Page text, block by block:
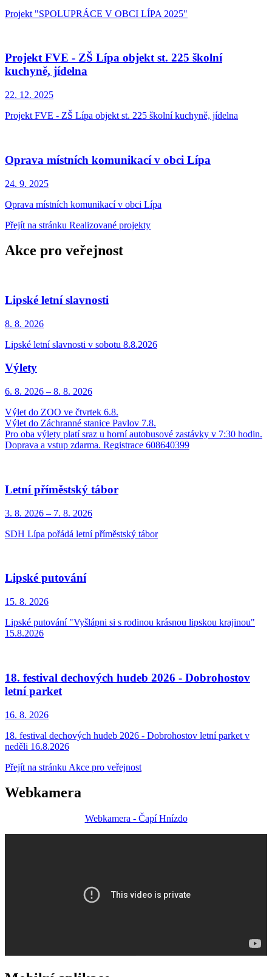
Projekt "SPOLUPRÁCE V OBCI LÍPA 2025"
Projekt FVE - ZŠ Lípa objekt st. 225 školní
kuchyně, jídelna
22. 12. 2025
Projekt FVE - ZŠ Lípa objekt st. 225 školní kuchyně, jídelna
Oprava místních komunikací v obci Lípa
24. 9. 2025
Oprava místních komunikací v obci Lípa
Přejít na stránku Realizované projekty
Akce pro veřejnost
Lipské letní slavnosti
8. 8. 2026
Lipské letní slavnosti v sobotu 8.8.2026
Výlety
6. 8. 2026 – 8. 8. 2026
Výlet do ZOO ve čtvrtek 6.8.
Výlet do Záchranné stanice Pavlov 7.8.
Pro oba výlety platí sraz u horní autobusové zastávky v 7:30 hodin.
Doprava a vstup zdarma. Registrace 608640399
Letní příměstský tábor
3. 8. 2026 – 7. 8. 2026
SDH Lípa pořádá letní příměstský tábor
Lipské putování
15. 8. 2026
Lipské putování "Vyšlápni si s rodinou krásnou lipskou krajinou"
15.8.2026
18. festival dechových hudeb 2026 - Dobrohostov
letní parket
16. 8. 2026
18. festival dechových hudeb 2026 - Dobrohostov letní parket v
neděli 16.8.2026
Přejít na stránku Akce pro veřejnost
Webkamera
Webkamera - Čapí Hnízdo